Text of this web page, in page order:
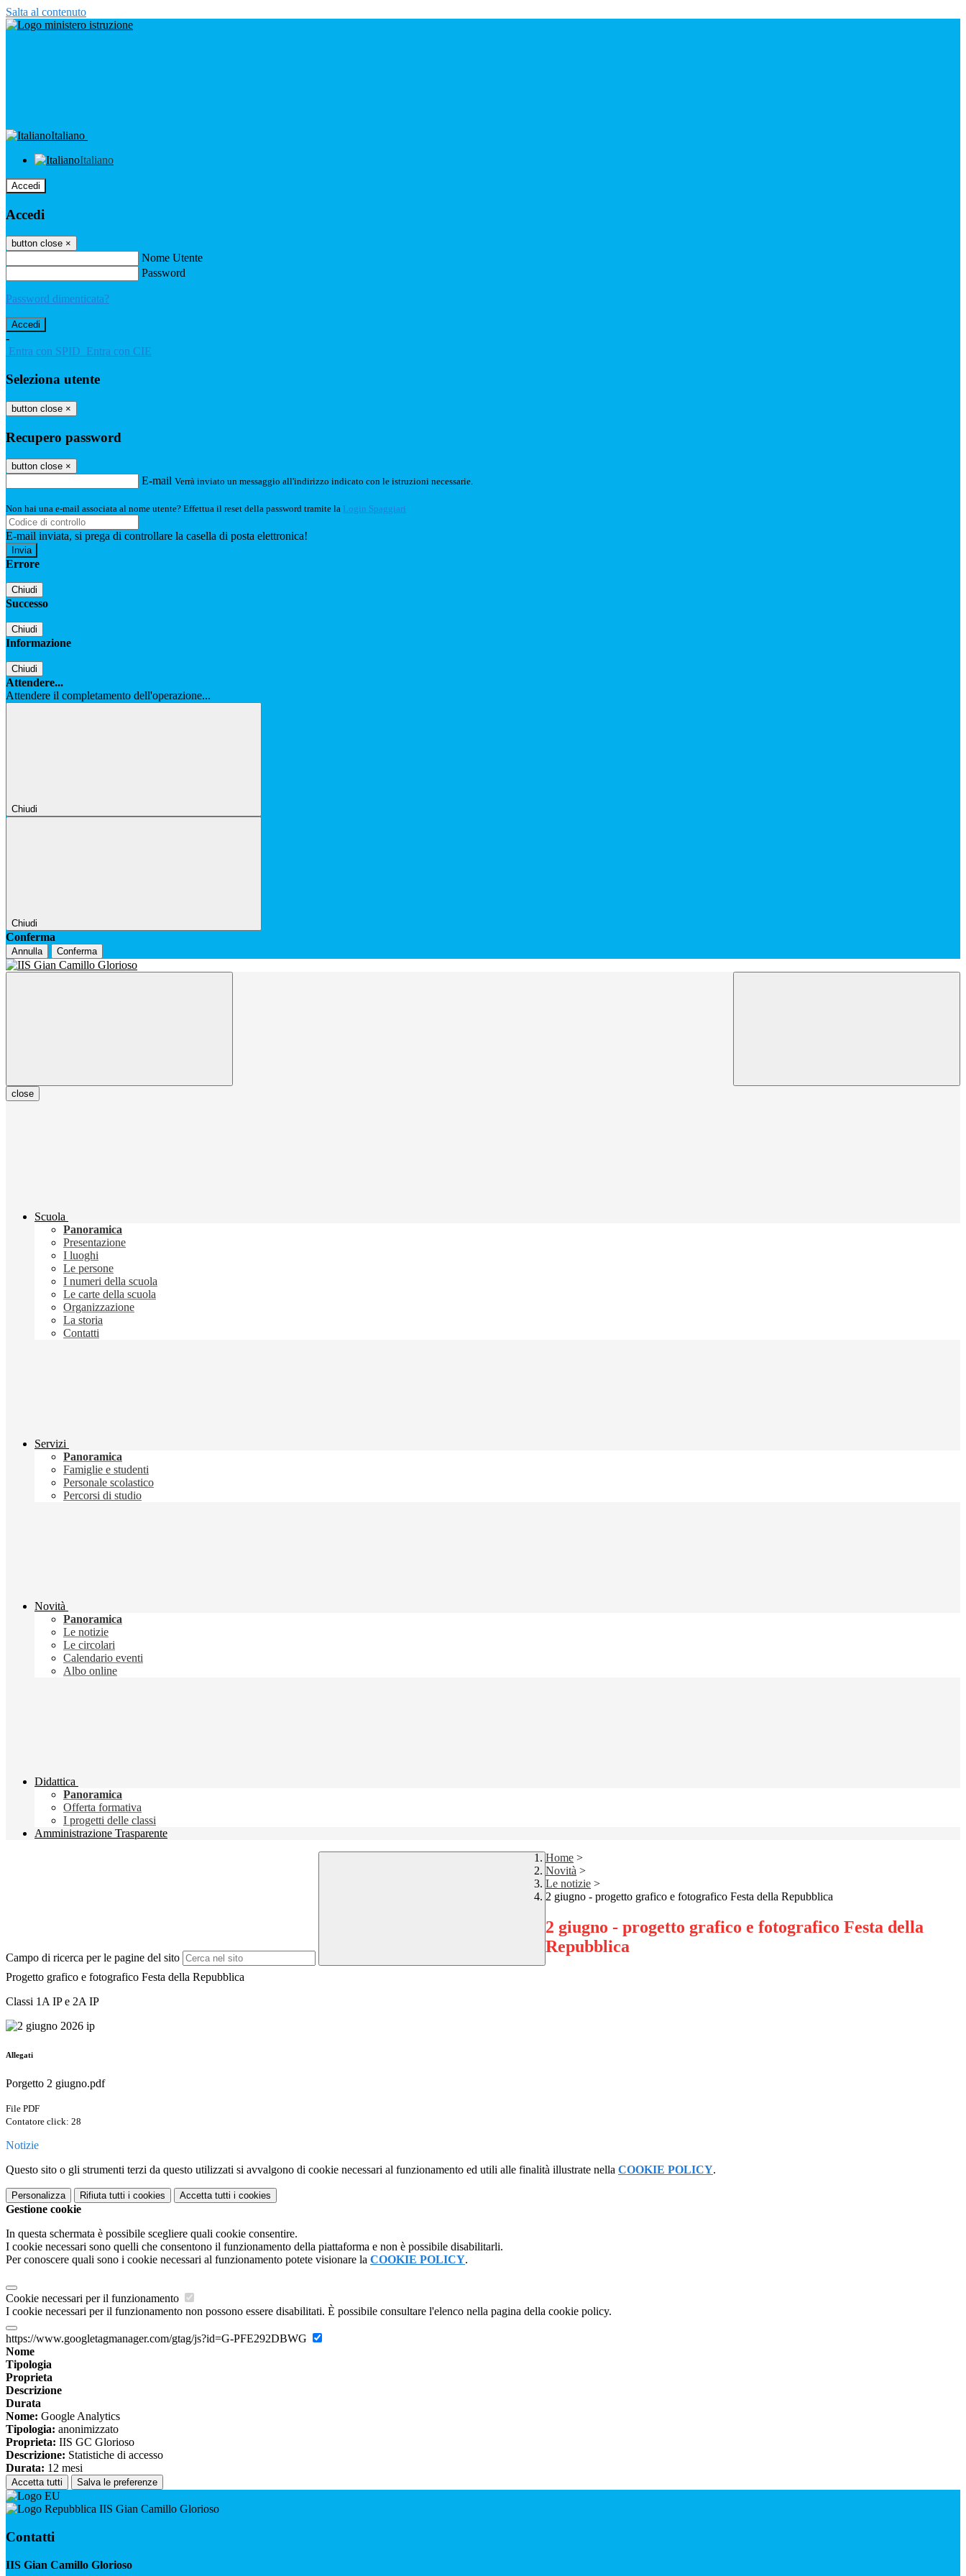
Salta al contenuto
Italiano
Italiano
Accedi
Accedi
button close ×
Nome Utente
Password
Password dimenticata?
-
Entra con SPID Entra con CIE
Seleziona utente
button close ×
Recupero password
button close ×
E-mail Verrà inviato un messaggio all'indirizzo indicato con le istruzioni necessarie.
Non hai una e-mail associata al nome utente? Effettua il reset della password tramite la Login Spaggiari
E-mail inviata, si prega di controllare la casella di posta elettronica!
Errore
Chiudi
Successo
Chiudi
Informazione
Chiudi
Attendere...
Attendere il completamento dell'operazione...
Chiudi
Chiudi
Conferma
Annulla Conferma
close
Scuola
Panoramica
Presentazione
I luoghi
Le persone
I numeri della scuola
Le carte della scuola
Organizzazione
La storia
Contatti
Servizi
Panoramica
Famiglie e studenti
Personale scolastico
Percorsi di studio
Novità
Panoramica
Le notizie
Le circolari
Calendario eventi
Albo online
Didattica
Panoramica
Offerta formativa
I progetti delle classi
Amministrazione Trasparente
Campo di ricerca per le pagine del sito
Home >
Novità >
Le notizie >
2 giugno - progetto grafico e fotografico Festa della Repubblica
2 giugno - progetto grafico e fotografico Festa della
Repubblica
Progetto grafico e fotografico Festa della Repubblica
Classi 1A IP e 2A IP
Allegati
Porgetto 2 giugno.pdf
File PDF
Contatore click: 28
Notizie
Questo sito o gli strumenti terzi da questo utilizzati si avvalgono di cookie necessari al funzionamento ed utili alle finalità illustrate nella COOKIE POLICY.
Personalizza Rifiuta tutti i cookies Accetta tutti i cookies
Gestione cookie
In questa schermata è possibile scegliere quali cookie consentire.
I cookie necessari sono quelli che consentono il funzionamento della piattaforma e non è possibile disabilitarli.
Per conoscere quali sono i cookie necessari al funzionamento potete visionare la COOKIE POLICY.
Cookie necessari per il funzionamento
I cookie necessari per il funzionamento non possono essere disabilitati. È possibile consultare l'elenco nella pagina della cookie policy.
https://www.googletagmanager.com/gtag/js?id=G-PFE292DBWG
Nome
Tipologia
Proprieta
Descrizione
Durata
Nome: Google Analytics
Tipologia: anonimizzato
Proprieta: IIS GC Glorioso
Descrizione: Statistiche di accesso
Durata: 12 mesi
Accetta tutti Salva le preferenze
IIS Gian Camillo Glorioso
Contatti
IIS Gian Camillo Glorioso